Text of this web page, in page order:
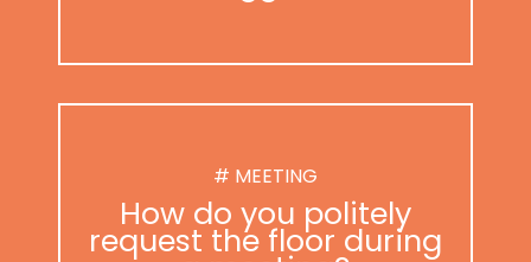
# MEETING
How do you politely
request the floor during